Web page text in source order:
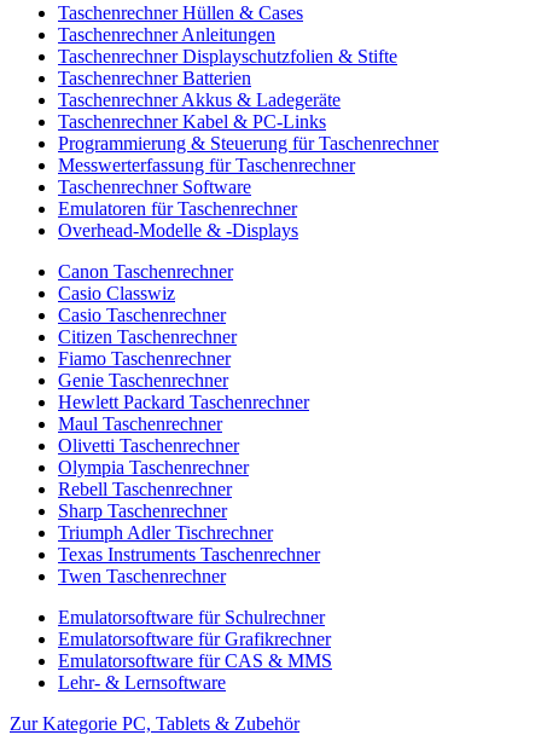
Taschenrechner Hüllen & Cases
Taschenrechner Anleitungen
Taschenrechner Displayschutzfolien & Stifte
Taschenrechner Batterien
Taschenrechner Akkus & Ladegeräte
Taschenrechner Kabel & PC-Links
Programmierung & Steuerung für Taschenrechner
Messwerterfassung für Taschenrechner
Taschenrechner Software
Emulatoren für Taschenrechner
Overhead-Modelle & -Displays
Canon Taschenrechner
Casio Classwiz
Casio Taschenrechner
Citizen Taschenrechner
Fiamo Taschenrechner
Genie Taschenrechner
Hewlett Packard Taschenrechner
Maul Taschenrechner
Olivetti Taschenrechner
Olympia Taschenrechner
Rebell Taschenrechner
Sharp Taschenrechner
Triumph Adler Tischrechner
Texas Instruments Taschenrechner
Twen Taschenrechner
Emulatorsoftware für Schulrechner
Emulatorsoftware für Grafikrechner
Emulatorsoftware für CAS & MMS
Lehr- & Lernsoftware
Zur Kategorie PC, Tablets & Zubehör